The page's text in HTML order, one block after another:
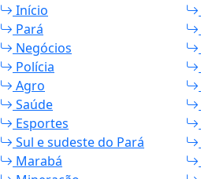
Início
Pará
Negócios
Polícia
Agro
Saúde
Esportes
Sul e sudeste do Pará
Marabá